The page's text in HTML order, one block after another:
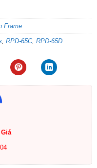
Frame
RPD-65C, RPD-65D